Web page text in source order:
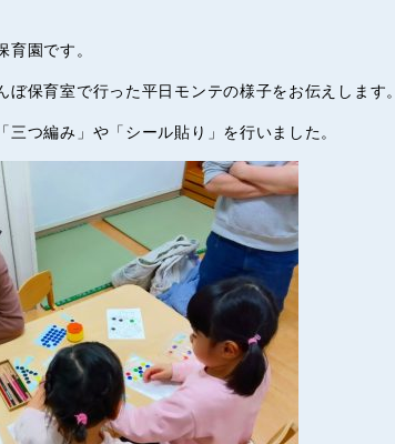
育園です。
ぼ保育室で行った平日モンテの様子をお伝えします。
三つ編み」や「シール貼り」を行いました。